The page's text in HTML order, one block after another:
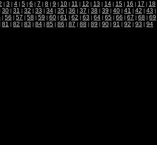
| 3 | 4 | 5 | 6 | 7 | 8 | 9 | 10 | 11 | 12 | 13 | 14 | 15 | 16 | 17 | 18
30 | 31 | 32 | 33 | 34 | 35 | 36 | 37 | 38 | 39 | 40 | 41 | 42 | 43 |
| 56 | 57 | 58 | 59 | 60 | 61 | 62 | 63 | 64 | 65 | 66 | 67 | 68 | 69
81 | 82 | 83 | 84 | 85 | 86 | 87 | 88 | 89 | 90 | 91 | 92 | 93 | 94